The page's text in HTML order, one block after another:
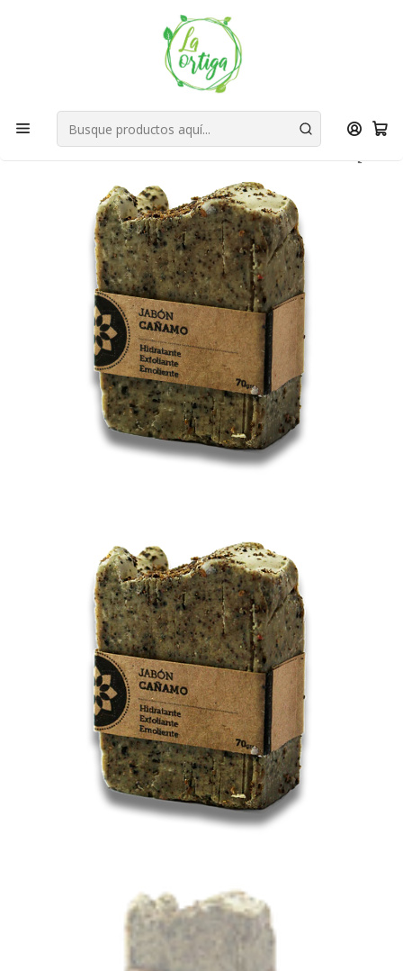
Bienvenid@s a quienes quieren un planeta más verde...
Nuestra Misión
Productos Hogar
Desinfección Manos Jabón Cáñamo